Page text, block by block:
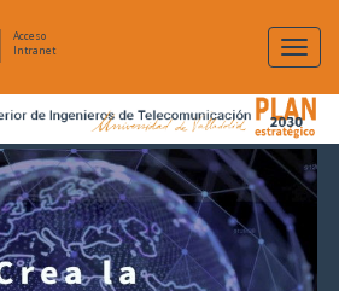
Acceso
Intranet